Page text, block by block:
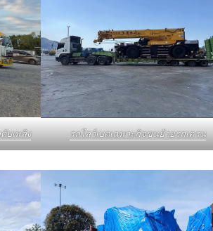
บเพลิง รถโลว์เบดเฉพาะกิจขนย้ายรถเครน